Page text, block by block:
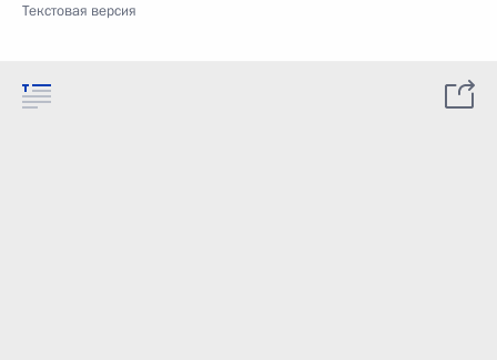
Текстовая версия